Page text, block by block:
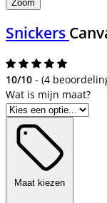
Zoom
Snickers
10/10 - (4
Maat kiezen